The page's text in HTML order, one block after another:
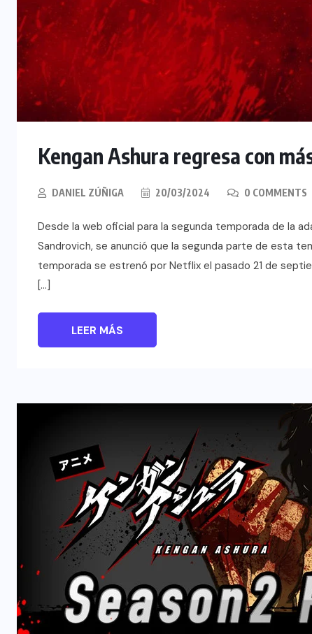
Kengan Ashura regresa con
DANIEL ZÚÑIGA 20/03/2024 0 COMMENTS
Desde la web oficial para la segunda temporada de la
Sandrovich, se anunció que la segunda parte de esta
temporada se estrenó por Netflix el pasado 21 de
[…]
LEER MÁS